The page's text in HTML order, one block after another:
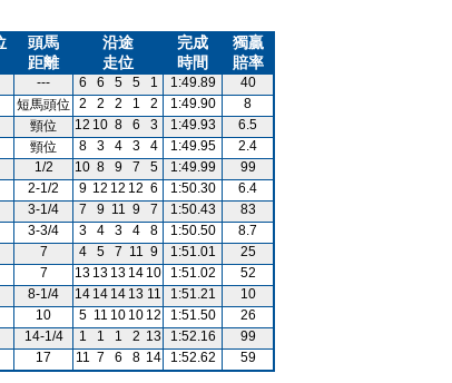
頭馬
距離
沿途
走位
完成
時間
獨贏
賠率
--- 6 6 5 5 1 1:49.89
40
短馬頭位 2 2 2 1 2 1:49.90
8
頸位 12 10 8 6 3 1:49.93
6.5
頸位 8 3 4 3 4 1:49.95
2.4
1/2 10 8 9 7 5 1:49.99
99
2-1/2 9 12 12 12 6 1:50.30
6.4
3-1/4 7 9 11 9 7 1:50.43
83
3-3/4 3 4 3 4 8 1:50.50
8.7
7 4 5 7 11 9 1:51.01
25
7 13 13 13 14 10 1:51.02
52
8-1/4 14 14 14 13 11 1:51.21
10
10 5 11 10 10 12 1:51.50
26
14-1/4 1 1 1 2 13 1:52.16
99
17 11 7 6 8 14 1:52.62 59